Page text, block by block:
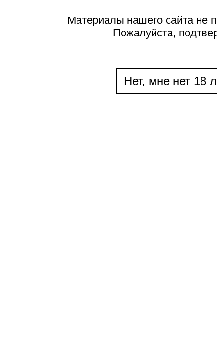
Материалы нашего сайта не
Пожалуйста,
Нет, мне нет 18